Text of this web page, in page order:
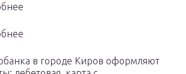
в городе Киров оформляют